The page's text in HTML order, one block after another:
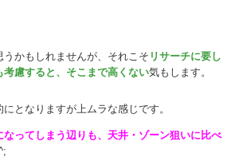
かもしれませんが、それこそ リサーチに要し
慮すると、そこまで高くない気もします。
となりますが上ムラな感じです。
なってしまう辺りも、天井・ゾーン狙いに比べ